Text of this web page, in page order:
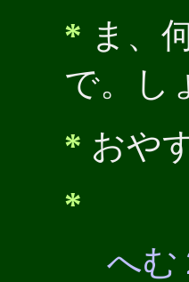
* ま、
で。し
* おや
*
へむ